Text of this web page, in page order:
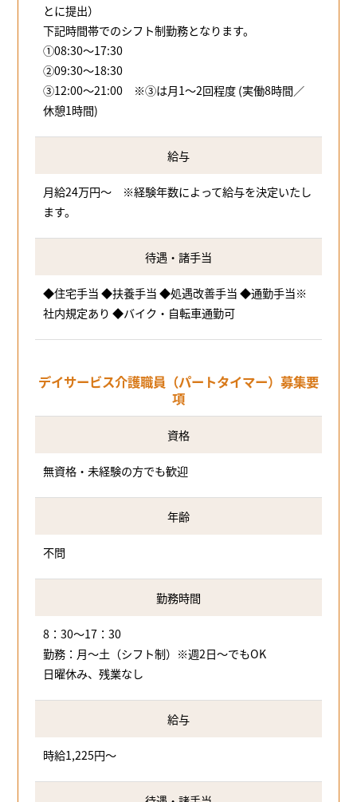
とに提出）
下記時間帯でのシフト制勤務となります。
①08:30～17:30
②09:30～18:30
③12:00～21:00 ※③は月1～2回程度 (実働8時間／
休憩1時間)
給与
月給24万円～ ※経験年数によって給与を決定いたし
ます。
待遇・諸手当
◆住宅手当 ◆扶養手当 ◆処遇改善手当 ◆通勤手当※
社内規定あり ◆バイク・自転車通勤可
デイサービス介護職員（パートタイマー）募集要
項
資格
無資格・未経験の方でも歓迎
年齢
不問
勤務時間
8：30～17：30
勤務：月～土（シフト制）※週2日～でもOK
日曜休み、残業なし
給与
時給1,225円～